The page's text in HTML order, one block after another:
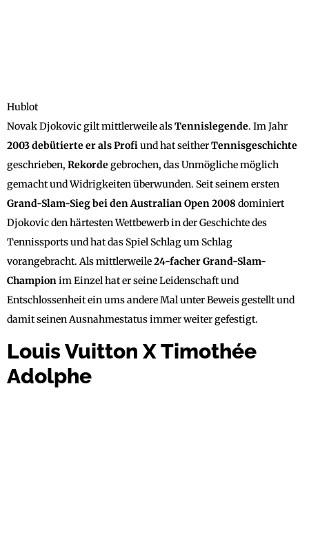
Hublot
Novak Djokovic gilt mittlerweile alsTennislegende. Im Jahr
2003 debütierte er als Profiund hat seitherTennisgeschichte
geschrieben, Rekorde gebrochen, das Unmögliche möglich
gemacht und Widrigkeiten überwunden. Seit seinem ersten
Grand-Slam-Sieg bei den Australian Open 2008 dominiert
Djokovic den härtesten Wettbewerb in der Geschichte des
Tennissports und hat das Spiel Schlag um Schlag
vorangebracht. Als mittlerweile24-facher Grand-Slam-
Championim Einzel hat er seine Leidenschaft und
Entschlossenheit ein ums andere Mal unter Beweis gestellt und
damit seinen Ausnahmestatus immer weiter gefestigt.
Louis Vuitton X Timothée
Adolphe